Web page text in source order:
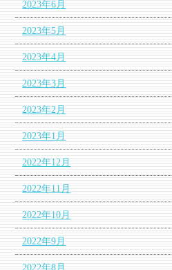
2023年6月
2023年5月
2023年4月
2023年3月
2023年2月
2023年1月
2022年12月
2022年11月
2022年10月
2022年9月
2022年8月